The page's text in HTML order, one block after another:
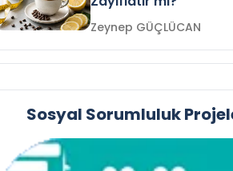
Zeynep GÜÇLÜCAN
Sosyal Sorumluluk